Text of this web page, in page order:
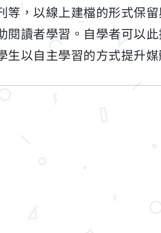
，以線上建檔的形式保
讀者學習。自學者可以
以自主學習的方式提升媒